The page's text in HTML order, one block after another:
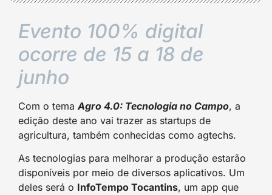
Evento 100% digital
ocorre de 15 a 18 de
junho
Com o temaAgro 4.0: Tecnologia no Campo, a
edição deste ano vai trazer as startups de
agricultura, também conhecidas como agtechs.
As tecnologias para melhorar a produção estarão
disponíveis por meio de diversos aplicativos. Um
deles será o InfoTempo Tocantins, um app que